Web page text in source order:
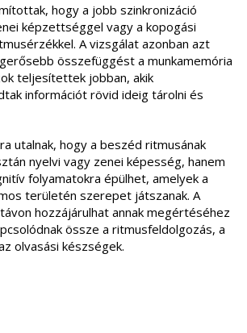
hogy a jobb szinkronizáció
képzettséggel vagy a kopogási
A vizsgálat azonban azt
összefüggést a munkamemória
teljesítettek jobban, akik
információt rövid ideig tárolni és
utalnak, hogy a beszéd ritmusának
nyelvi vagy zenei képesség, hanem
folyamatokra épülhet, amelyek a
területén szerepet játszanak. A
hozzájárulhat annak megértéséhez
össze a ritmusfeldolgozás, a
olvasási készségek.